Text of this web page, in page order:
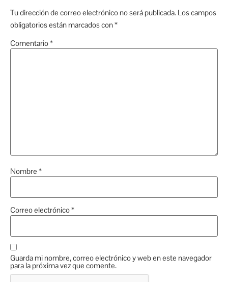
Tu dirección de correo electrónico no será publicada. Los campos
obligatorios están marcados con*
Comentario*
Nombre *
Correo electrónico*
Guarda mi nombre, correo electrónico y web en este navegador
para la próxima vez que comente.